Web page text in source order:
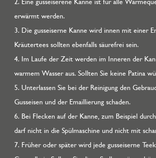
erwärmt werden.
3. Die gusseiserne Kanne wird innen mit einer
Kräutertees sollten ebenfalls säurefrei sein.
4. Im Laufe der Zeit werden im Inneren der
warmem Wasser aus. Sollten Sie keine Patina
5. Unterlassen Sie bei der Reinigung den
Gusseisen und der Emaillierung schaden.
6. Bei Flecken auf der Kanne, zum Beispiel
darf nicht in die Spülmaschine und nicht mit
7. Früher oder später wird jede gusseiserne